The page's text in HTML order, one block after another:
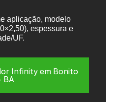
aplicação, modelo
espessura e
UF.
Infinity em Bonito
BA